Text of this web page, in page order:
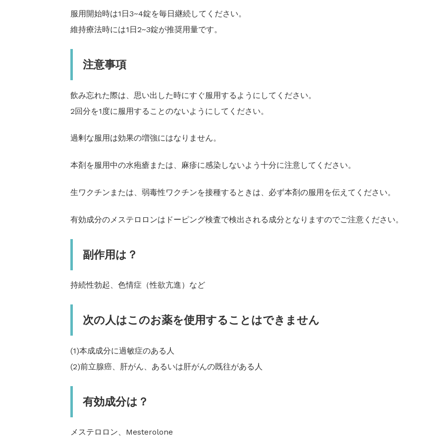
服用開始時は1日3~4錠を毎日継続してください。
維持療法時には1日2~3錠が推奨用量です。
注意事項
飲み忘れた際は、思い出した時にすぐ服用するようにしてください。
2回分を1度に服用することのないようにしてください。
過剰な服用は効果の増強にはなりません。
本剤を服用中の水疱瘡または、麻疹に感染しないよう十分に注意してください。
生ワクチンまたは、弱毒性ワクチンを接種するときは、必ず本剤の服用を伝えてください。
有効成分のメステロロンはドーピング検査で検出される成分となりますのでご注意ください。
副作用は？
持続性勃起、色情症（性欲亢進）など
次の人はこのお薬を使用することはできません
(1)本成成分に過敏症のある人
(2)前立腺癌、肝がん、あるいは肝がんの既往がある人
有効成分は？
メステロロン、Mesterolone